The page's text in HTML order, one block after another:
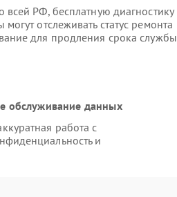
всей РФ, бесплатную диагностику
отслеживать статус ремонта
для продления срока службы
обслуживание данных
работа с
и